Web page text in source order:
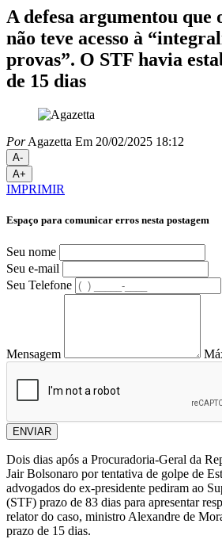
A defesa argumentou que
não teve acesso à
provas”. O STF havia
de 15 dias
PorAgazetta Em 20/02/2025 18:12
A-
A+
IMPRIMIR
Espaço para comunicar erros nesta postagem
Seu nome
Seu e-mail
Seu Telefone
Mensagem
ENVIAR
Dois dias após a Procuradoria-Geral da
Jair Bolsonaro por tentativa de golpe de
advogados do ex-presidente pediram ao
(STF) prazo de 83 dias para apresentar
relator do caso, ministro Alexandre de
prazo de 15 dias.